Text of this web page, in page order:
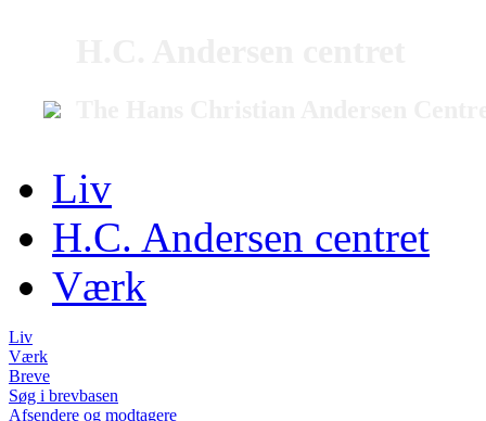
Liv
H.C. Andersen centret
Værk
Liv
Værk
Breve
Søg i brevbasen
Afsendere og modtagere